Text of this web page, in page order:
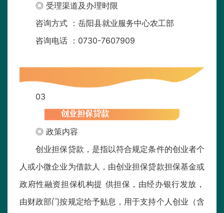
◎ 受理渠道及办理时限
咨询方式 ：岳阳县就业服务中心农工部
咨询电话 ：0730-7607909
03
◎ 政策内容
创业担保贷款，是指以符合规定条件的创业者个
人或小微企业为借款人，由创业担保贷款担保基金或
政府性融资担保机构提 供担保，由经办银行发放，
由财政部门按规定给予贴息，用于支持个人创业（含